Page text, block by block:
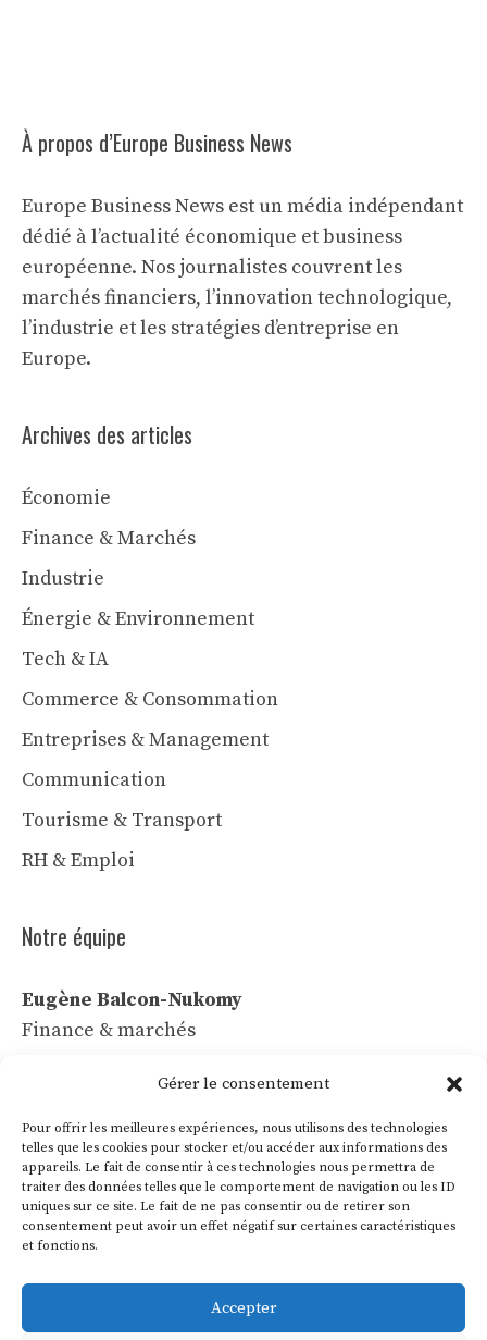
Gérer le consentement
Pour offrir les meilleures expériences, nous utilisons des technologies
telles que les cookies pour stocker et/ou accéder aux informations des
appareils. Le fait de consentir à ces technologies nous permettra de
traiter des données telles que le comportement de navigation ou les ID
uniques sur ce site. Le fait de ne pas consentir ou de retirer son
consentement peut avoir un effet négatif sur certaines caractéristiques
et fonctions.
Accepter
À propos d’Europe Business News
Europe Business News est un média indépendant
dédié à l’actualité économique et business
européenne. Nos journalistes couvrent les
marchés financiers, l’innovation technologique,
l’industrie et les stratégies d’entreprise en
Europe.
Archives des articles
Économie
Finance & Marchés
Industrie
Énergie & Environnement
Tech & IA
Commerce & Consommation
Entreprises & Management
Communication
Tourisme & Transport
RH & Emploi
Notre équipe
Eugène Balcon-Nukomy
Finance & marchés
Céline Vaubert
Léa Voss
Commerce & communication
Roland Villon
Industrie & énergie
Marie Lakanal
Ressources humaines